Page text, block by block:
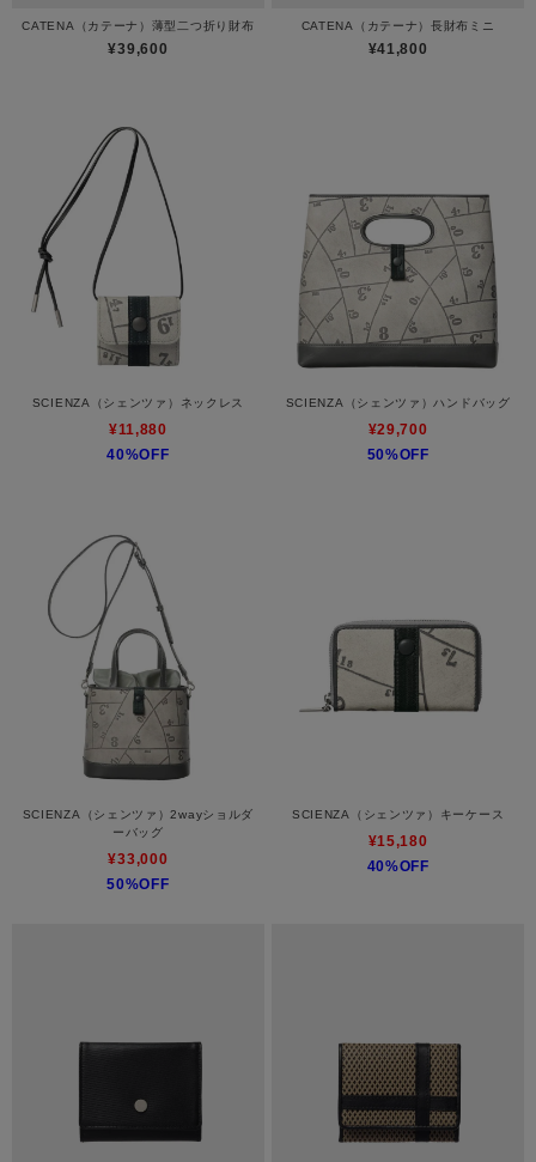
CATENA（カテーナ）薄型二つ折り財布
¥39,600
CATENA（カテーナ）長財布ミニ
¥41,800
SCIENZA（シェンツァ）ネックレス
¥11,880
40%OFF
SCIENZA（シェンツァ）ハンドバッグ
¥29,700
50%OFF
SCIENZA（シェンツァ）2wayショルダ
ーバッグ
¥33,000
50%OFF
SCIENZA（シェンツァ）キーケース
¥15,180
40%OFF